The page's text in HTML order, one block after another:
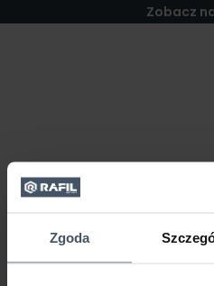
Zgoda
Zobacz